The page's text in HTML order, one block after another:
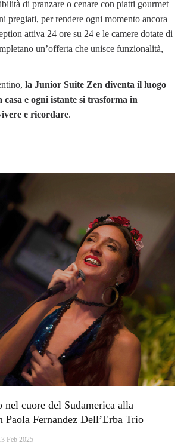
di pranzare o cenare con piatti gourmet
pregiati, per rendere ogni momento ancora
attiva 24 ore su 24 e le camere dotate di
un’offerta che unisce funzionalità,
la Junior Suite Zen diventa il luogo
casa e ogni istante si trasforma in
e ricordare.
nel cuore del Sudamerica alla
Paola Fernandez Dell’Erba Trio
Feb 2025